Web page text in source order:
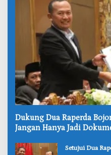
‎Dukung Dua Raperda
Jangan Hanya Jadi
‎Setujui Dua